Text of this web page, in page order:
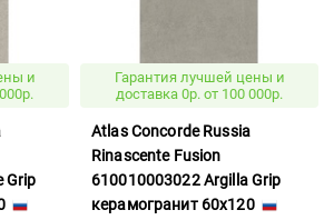
и
Grip
Гарантия лучшей цены и
доставка 0р. от 100 000р.
Atlas Concorde Russia
Rinascente Fusion
610010003022 Argilla Grip
керамогранит 60x120